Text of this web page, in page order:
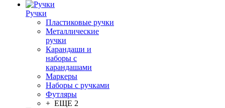
Ручки
Пластиковые ручки
Металлические
ручки
Карандаши и
наборы с
карандашами
Маркеры
Наборы с ручками
Футляры
+ ЕЩЕ 2